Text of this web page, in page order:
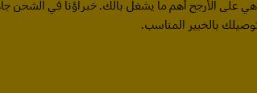
هي على الأرجح أهم ما يشغل بالك. خبراؤنا في الشحن
بالخبير المناسب.